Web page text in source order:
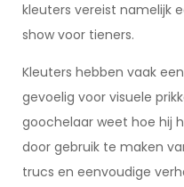
kleuters vereist namelijk
show voor tieners.
Kleuters hebben vaak
gevoelig voor visuele
goochelaar weet hoe hij
door gebruik te maken
trucs en eenvoudige